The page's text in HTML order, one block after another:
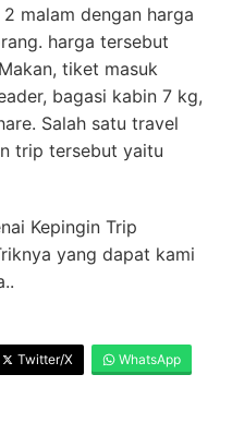
malam dengan harga
harga tersebut
tiket masuk
bagasi kabin 7 kg,
Salah satu travel
trip tersebut yaitu
Kepingin Trip
yang dapat kami
Twitter/X WhatsApp